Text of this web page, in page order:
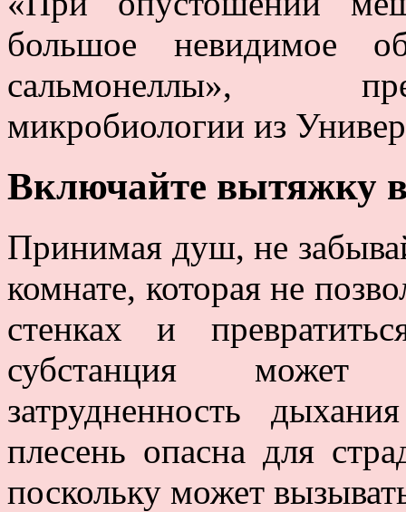
большое невидимое
сальмонеллы»,
микробиологии из
Включайте вытяжку
Принимая душ, не
комнате, которая не
стенках и
субстанция может
затрудненность
плесень опасна для
поскольку может